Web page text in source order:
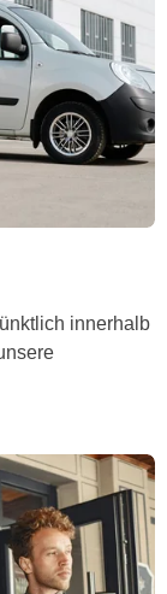
innerhalb